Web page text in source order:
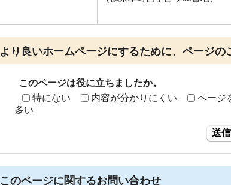
より良いホームページにするために、ページの
このページは役に立ちましたか。
特にない
内容が分かりにくい ページ
多い
送信
このページに関するお問い合わせ